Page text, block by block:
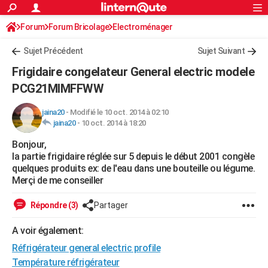
ACTUALITÉS
Politique
Société
Faits Divers
Education
Monde
Villes
+
Programme TV
TNTStreaming
Cinéma
Sorties cinéma
Musique
+FINANCE
Retraite
Impôts
Epargne
Immobilier
Risques naturels par ville
Banque
Assurance
Crédit
AUTO
Essais
Réserver un essai
Citadines
Berlines
SUV
Forum auto
HIGH-TECH
Mobiles
Meilleur smartphone
Internet
Ordinateurs
Jeux vidéo
Guide high-tech
BRICOLAGE
Forum
Aménagement intérieur
Extérieur
Cuisine
Salle de bains
Jardinage
Rangement
WEEK-END
Guides de France
Escapades
Patrimoine
Expositions
Musées
Week-end nature
LIFESTYLE
Art de vivre
Bien-être
Loisirs
Mode
Modes de vie
SANTE
Alimentation
Guide de la santé
Maladies
Médicaments
Sommeil
VOYAGE
S'inscrire
Connexion
Forum Forum Bricolage Electroménager
Sujet Précédent Sujet Suivant
Frigidaire congelateur General electric modele
PCG21MIMFFWW
jaina20- Modifié le 10 oct. 2014 à 02:10
jaina20- 10 oct. 2014 à 18:20
Bonjour,
la partie frigidaire réglée sur 5 depuis le début 2001 congèle
quelques produits ex: de l'eau dans une bouteille ou légume.
Merçi de me conseiller
Répondre (3) Partager
A voir également:
Réfrigérateur general electric profile
Température réfrigérateur